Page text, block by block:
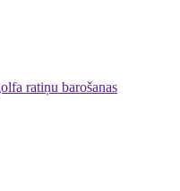
ratiņu barošanas